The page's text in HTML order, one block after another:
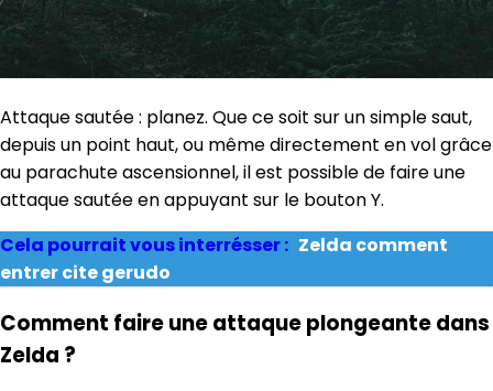
Attaque sautée : planez. Que ce soit sur un simple saut,
depuis un point haut, ou même directement en vol grâce
au parachute ascensionnel, il est possible de faire une
attaque sautée en appuyant sur le bouton Y.
Cela pourrait vous interrésser : Zelda comment
entrer cite gerudo
Comment faire une attaque plongeante dans
Zelda ?